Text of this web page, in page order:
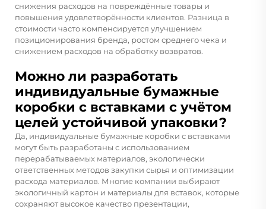
снижения расходов на повреждённые товары и
повышения удовлетворённости клиентов. Разница в
стоимости часто компенсируется улучшением
позиционирования бренда, ростом среднего чека и
снижением расходов на обработку возвратов.
Можно ли разработать
индивидуальные бумажные
коробки с вставками с учётом
целей устойчивой упаковки?
Да, индивидуальные бумажные коробки с вставками
могут быть разработаны с использованием
перерабатываемых материалов, экологически
ответственных методов закупки сырья и оптимизации
расхода материалов. Многие компании выбирают
экологичный картон и материалы для вставок, которые
сохраняют высокое качество презентации,